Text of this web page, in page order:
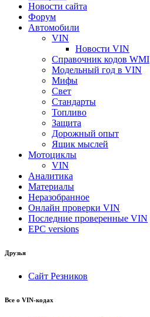
Новости сайта
Форум
Автомобили
VIN
Новости VIN
Справочник кодов WMI
Модельный год в VIN
Мифы
Свет
Стандарты
Топливо
Защита
Дорожный опыт
Ящик мыслей
Мотоциклы
VIN
Аналитика
Материалы
Неразобранное
Онлайн проверки VIN
Последние проверенные VIN
EPC versions
Друзья
Сайт Резников
Все о VIN-кодах